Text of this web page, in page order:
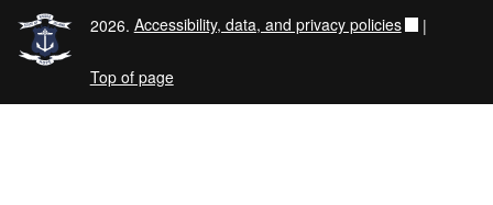
2026. Accessibility, data, and privacy policies |
Top of page